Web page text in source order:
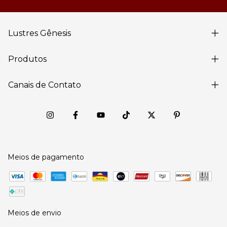
Lustres Gênesis
Produtos
Canais de Contato
Meios de pagamento
Meios de envio